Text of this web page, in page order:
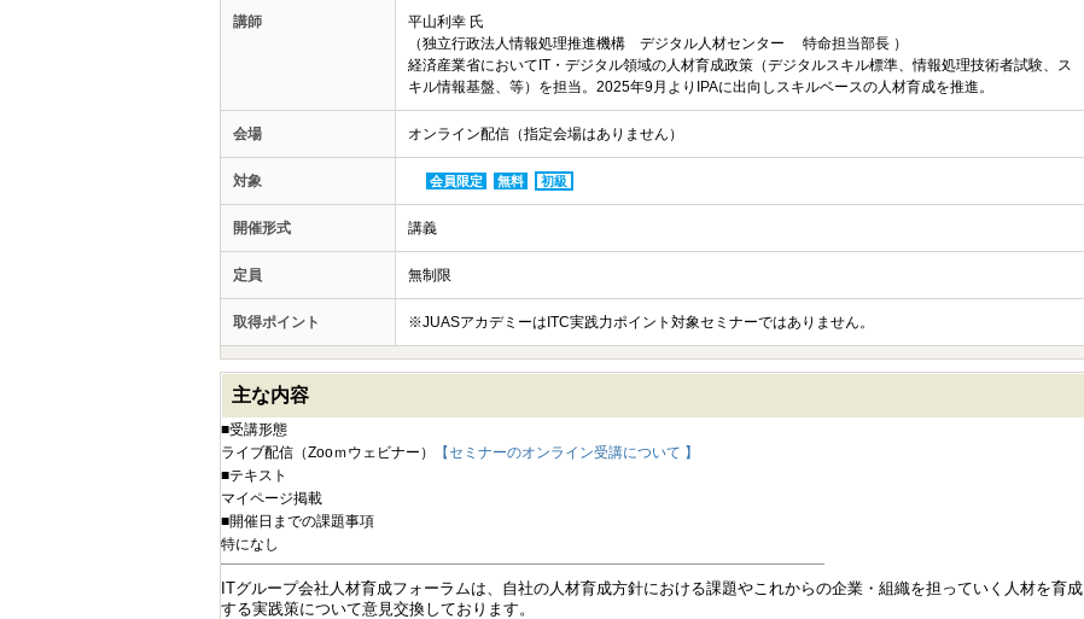
講師
平山利幸 氏
（独立行政法人情報処理推進機構 デジタル人材センター 特命担当部長 ）
経済産業省においてIT・デジタル領域の人材育成政策（デジタルスキル標準、情報処理技術者試験、ス
キル情報基盤、等）を担当。2025年9月よりIPAに出向しスキルベースの人材育成を推進。
会場 オンライン配信（指定会場はありません）
対象 会員限定 無料 初級
開催形式 講義
定員 無制限
取得ポイント ※JUASアカデミーはITC実践力ポイント対象セミナーではありません。
主な内容
■受講形態
ライブ配信（Zooｍウェビナー）
【セミナーのオンライン受講について 】
■テキスト
マイページ掲載
■開催日までの課題事項
特になし
ITグループ会社人材育成フォーラムは、自社の人材育成方針における課題やこれからの企業・組織を担っていく人材を育成
する実践策について意見交換しております。